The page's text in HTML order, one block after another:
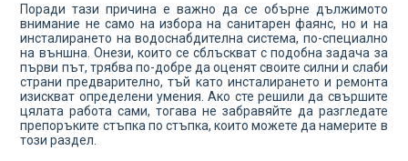
Поради тази причина е важно да се обърне дължимото
внимание не само на избора на санитарен фаянс, но и на
инсталирането на водоснабдителна система, по-специално
на външна. Онези, които се сблъскват с подобна задача за
първи път, трябва по-добре да оценят своите силни и слаби
страни предварително, тъй като инсталирането и ремонта
изискват определени умения. Ако сте решили да свършите
цялата работа сами, тогава не забравяйте да разгледате
препоръките стъпка по стъпка, които можете да намерите в
този раздел.